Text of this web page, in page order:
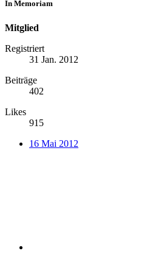
In Memoriam
Mitglied
Registriert
31 Jan. 2012
Beiträge
402
Likes
915
16 Mai 2012